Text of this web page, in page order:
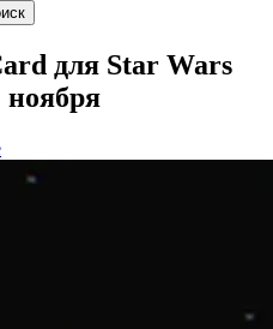
для Star Wars
ноября